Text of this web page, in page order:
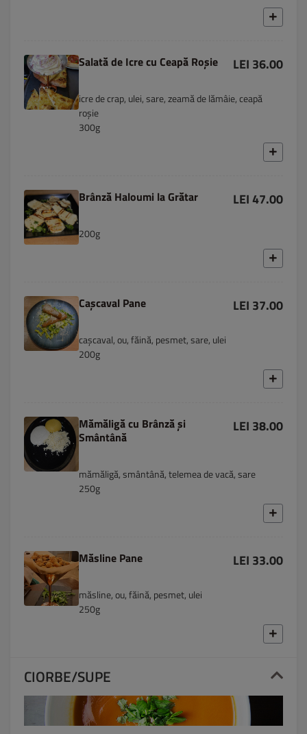
Salată de Icre cu Ceapă Roșie LEI 36.00
icre de crap, ulei, sare, zeamă de lămâie, ceapă
roșie
300g
Brânză Haloumi la Grătar LEI 47.00
200g
Cașcaval Pane LEI 37.00
cașcaval, ou, făină, pesmet, sare, ulei
200g
Mămăligă cu Brânză și
Smântână
LEI 38.00
mămăligă, smântână, telemea de vacă, sare
250g
Măsline Pane LEI 33.00
măsline, ou, făină, pesmet, ulei
250g
CIORBE/SUPE